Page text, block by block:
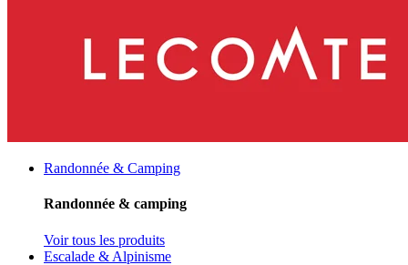
Randonnée & Camping
Randonnée & camping
Voir tous les produits
Escalade & Alpinisme